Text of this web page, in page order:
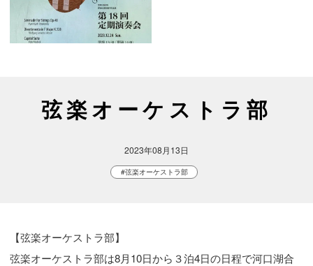
弦楽オーケストラ部
2023年08月13日
#弦楽オーケストラ部
【弦楽オーケストラ部】
弦楽オーケストラ部は8月10日から３泊4日の日程で河口湖合